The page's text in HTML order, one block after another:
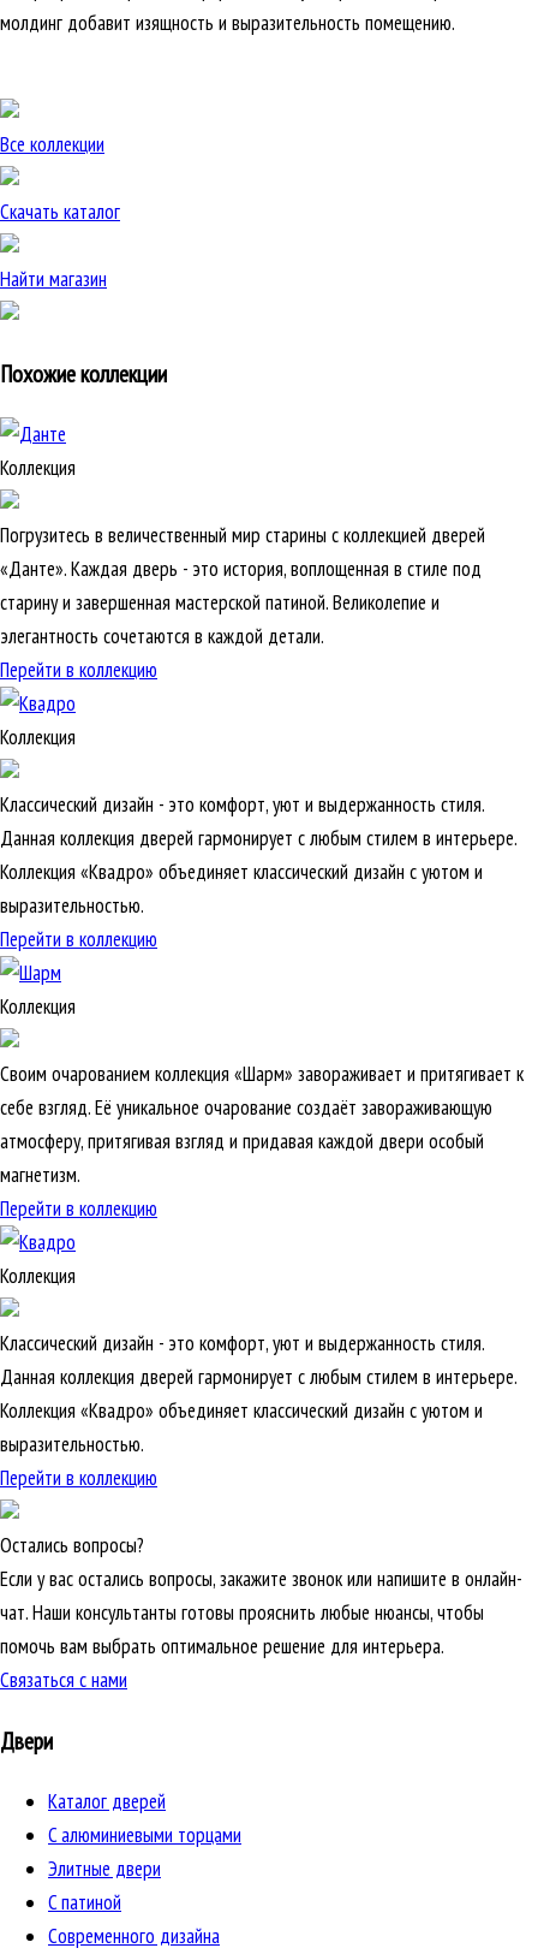
молдинг добавит изящность и выразительность помещению.
Все коллекции
Скачать каталог
Найти магазин
Похожие коллекции
Коллекция
Погрузитесь в величественный мир старины с коллекцией дверей
«Данте». Каждая дверь - это история, воплощенная в стиле под
старину и завершенная мастерской патиной. Великолепие и
элегантность сочетаются в каждой детали.
Перейти в коллекцию
Коллекция
Классический дизайн - это комфорт, уют и выдержанность стиля.
Данная коллекция дверей гармонирует с любым стилем в интерьере.
Коллекция «Квадро» объединяет классический дизайн с уютом и
выразительностью.
Перейти в коллекцию
Коллекция
Своим очарованием коллекция «Шарм» завораживает и притягивает к
себе взгляд. Её уникальное очарование создаёт завораживающую
атмосферу, притягивая взгляд и придавая каждой двери особый
магнетизм.
Перейти в коллекцию
Коллекция
Классический дизайн - это комфорт, уют и выдержанность стиля.
Данная коллекция дверей гармонирует с любым стилем в интерьере.
Коллекция «Квадро» объединяет классический дизайн с уютом и
выразительностью.
Перейти в коллекцию
Остались вопросы?
Если у вас остались вопросы, закажите звонок или напишите в онлайн-
чат. Наши консультанты готовы прояснить любые нюансы, чтобы
помочь вам выбрать оптимальное решение для интерьера.
Связаться с нами
Двери
Каталог дверей
C алюминиевыми торцами
Элитные двери
C патиной
Cовременного дизайна